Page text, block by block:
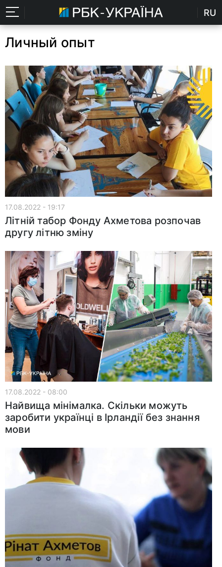
RU
Личный опыт
17.08.2022 - 19:17
Літній табор Фонду Ахметова розпочав
другу літню зміну
17.08.2022 - 08:00
Найвища мінімалка. Скільки можуть
заробити українці в Ірландії без знання
мови